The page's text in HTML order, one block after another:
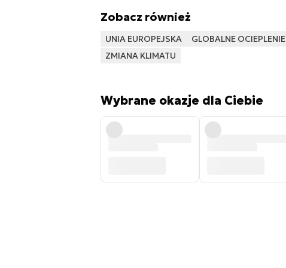
Zobacz również
UNIA EUROPEJSKA GLOBALNE OCIEPLENIE
ZMIANA KLIMATU
Wybrane okazje dla Ciebie